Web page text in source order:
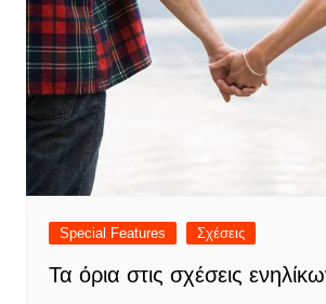
Special Features Σχέσεις
Τα όρια στις σχέσεις